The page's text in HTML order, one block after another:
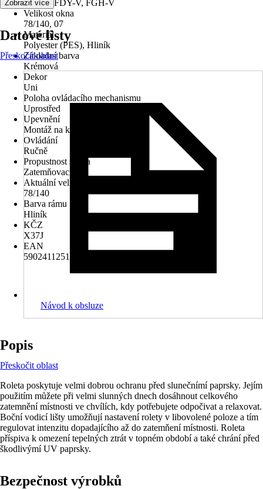
V, PTP, FDY-V, FGH-V
Velikost okna
78/140, 07
Materiál
Polyester (PES), Hliník
Základní barva
Krémová
Dekor
Uni
Poloha ovládacího mechanismu
Uprostřed
Upevnění
Montáž na křídlo
Ovládání
Ručně
Propustnost světla
Zatemňovací
Aktuální velikost okna
78/140
Barva rámu
Hliník
KČZ
X37J
EAN
5902411251079
Zobrazit více
Datové listy
Přeskočit oblast
Návod k obsluze
Popis
Přeskočit oblast
Roleta poskytuje velmi dobrou ochranu před slunečnímí paprsky. Jejím
použitím můžete při velmi slunných dnech dosáhnout celkového
zatemnění místnosti ve chvílích, kdy potřebujete odpočivat a relaxovat.
Boční vodicí lišty umožňují nastavení rolety v libovolené poloze a tím
regulovat intenzitu dopadajícího až do zatemňení místnosti. Roleta
příspiva k omezení tepelných ztrát v topném období a také chrání před
škodlivýmí UV paprsky.
Bezpečnost výrobků